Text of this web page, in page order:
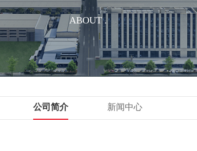
ABOUT .
公司简介 新闻中心